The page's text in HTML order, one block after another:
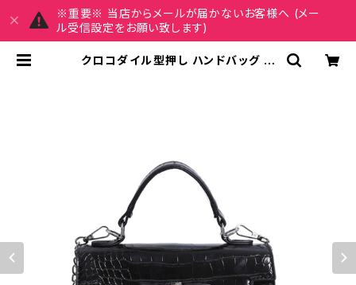
※重要※ 当店からメールが届かないお客様へ (メー
ル受信設定をお願い致します)
クロコダイル型押し ハンドバッグ シ